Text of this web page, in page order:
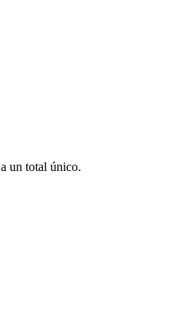
un total único.